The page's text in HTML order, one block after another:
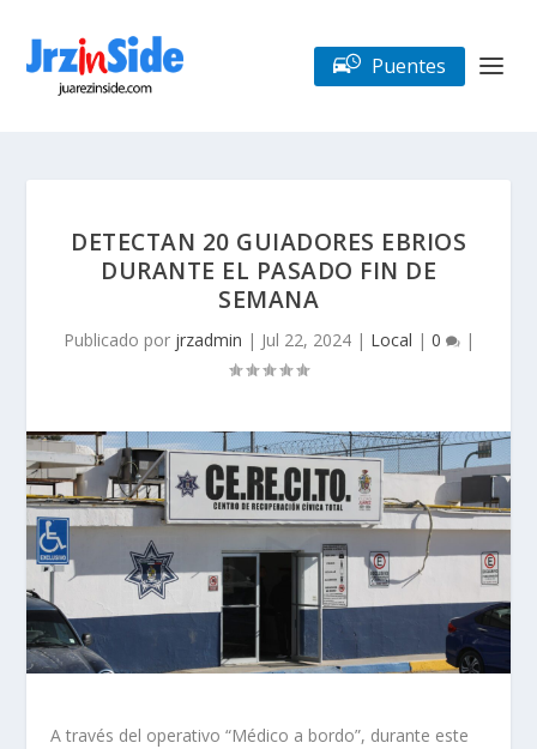
Puentes
DETECTAN 20 GUIADORES EBRIOS
DURANTE EL PASADO FIN DE
SEMANA
Publicado por jrzadmin | Jul 22, 2024| Local | 0 |
A través del operativo “Médico a bordo”, durante este